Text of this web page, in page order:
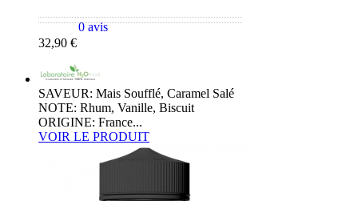
0 avis
32,90 €
SAVEUR: Mais Soufflé, Caramel Salé
NOTE: Rhum, Vanille, Biscuit
ORIGINE: France...
VOIR LE PRODUIT